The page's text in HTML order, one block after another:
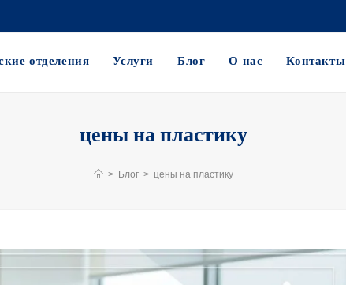
отделения Услуги Блог О нас Контакты
цены на пластику
> Блог > цены на пластику